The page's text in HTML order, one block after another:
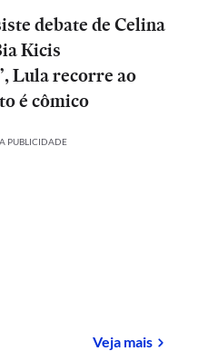
debate de Celina
Kicis
Lula recorre ao
é cômico
PUBLICIDADE
Veja maissobre